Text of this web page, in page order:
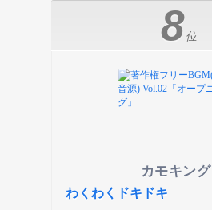
8位
カモキング
わくわくドキドキ